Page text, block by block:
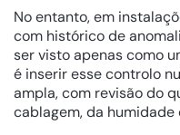
No entanto, em
com histórico de
ser visto apenas como
é inserir esse controlo
ampla, com revisão do
cablagem, da